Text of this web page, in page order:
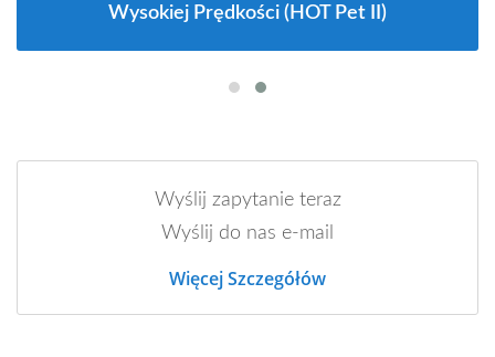
Wysokiej Prędkości (HOT Pet II)
Wyślij zapytanie teraz
Wyślij do nas e-mail
Więcej Szczegółów